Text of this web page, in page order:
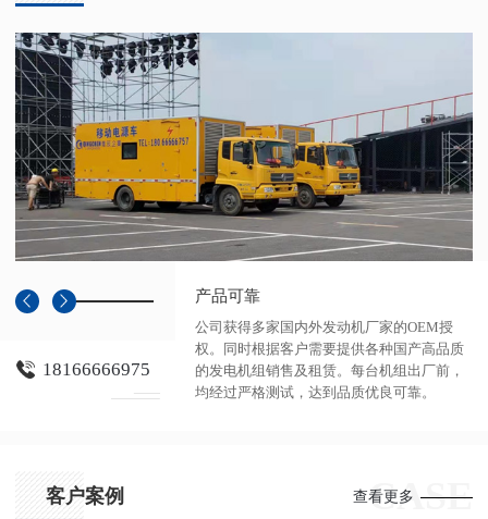
产品可靠
公司获得多家国内外发动机厂家的OEM授
权。同时根据客户需要提供各种国产高品质
的发电机组销售及租赁。每台机组出厂前，
均经过严格测试，达到品质优良可靠。
18166666975
客户案例 CASE
查看更多